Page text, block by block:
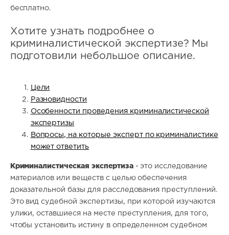
бесплатно.
Хотите узнать подробнее о
криминалистической экспертизе? Мы
подготовили небольшое описание.
Цели
Разновидности
Особенности проведения криминалистической
экспертизы
Вопросы, на которые эксперт по криминалистике
может ответить
Криминалистическая экспертиза- это исследование
материалов или веществ с целью обеспечения
доказательной базы для расследования преступлений.
Это вид судебной экспертизы, при которой изучаются
улики, оставшиеся на месте преступления, для того,
чтобы установить истину в определенном судебном